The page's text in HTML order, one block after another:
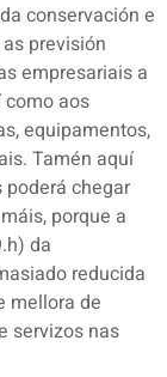
conservación e
previsión
empresariais a
aos
equipamentos,
Tamén aquí
chegar
porque a
da
reducida
mellora de
servizos nas